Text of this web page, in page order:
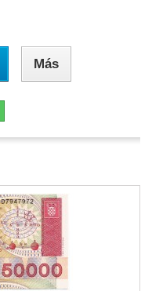
Más